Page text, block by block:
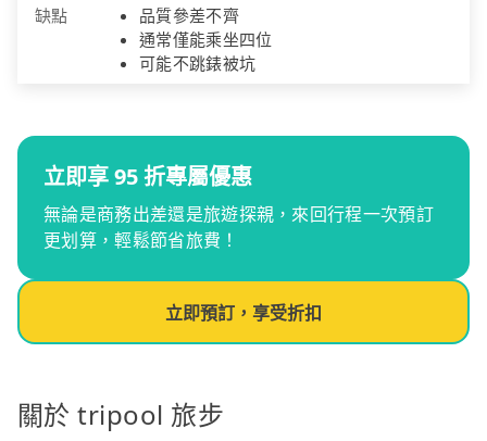
缺點
品質參差不齊
通常僅能乘坐四位
可能不跳錶被坑
立即享 95 折專屬優惠
無論是商務出差還是旅遊探親，來回行程一次預訂
更划算，輕鬆節省旅費！
立即預訂，享受折扣
關於 tripool 旅步